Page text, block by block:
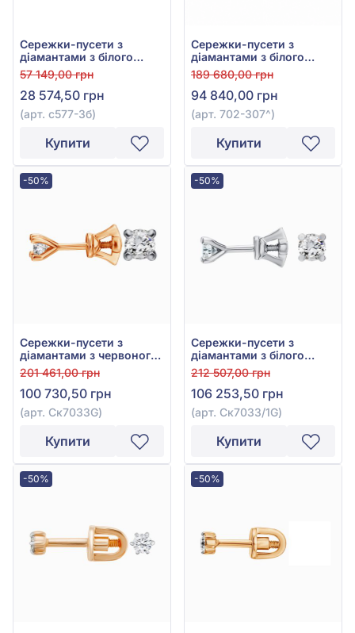
Сережки-пусети з
діамантами з білого
золота 585°, Діамант
0,19ct, арт. с577-3б
57 149,00 грн
28 574,50 грн
(арт. с577-3б)
Купити
Сережки-пусети з
діамантами з білого
золота 585°, арт. 702-307
189 680,00 грн
94 840,00 грн
(арт. 702-307^)
Купити
-50%
Сережки-пусети з
діамантами з червоного
золота 585°, Діамант
0,8ct, арт. Ск7033G
201 461,00 грн
100 730,50 грн
(арт. Ск7033G)
Купити
-50%
Сережки-пусети з
діамантами з білого
золота 585°, Діамант
0,81ct, арт. Ск7033/1G
212 507,00 грн
106 253,50 грн
(арт. Ск7033/1G)
Купити
-50% -50%